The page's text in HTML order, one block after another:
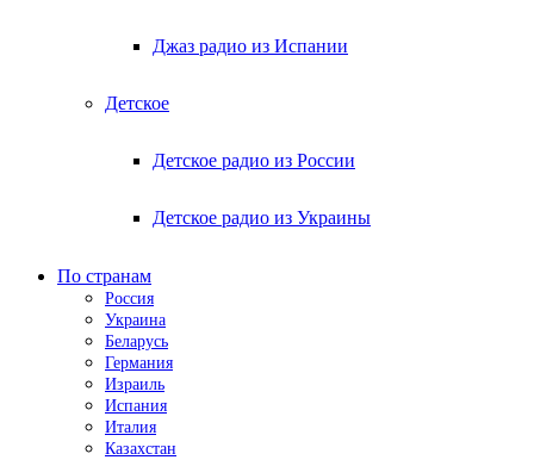
Джаз радио из Испании
Детское
Детское радио из России
Детское радио из Украины
По странам
Россия
Украина
Беларусь
Германия
Израиль
Испания
Италия
Казахстан